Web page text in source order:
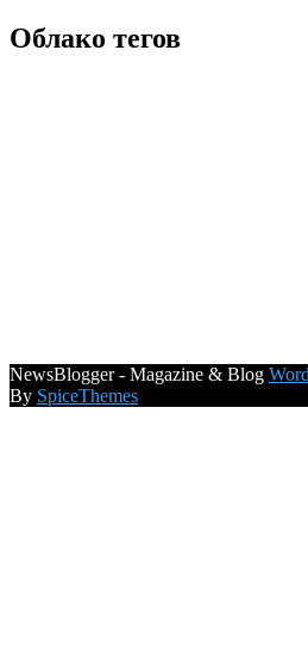
Облако тегов
NewsBlogger - Magazine & Blog
By SpiceThemes